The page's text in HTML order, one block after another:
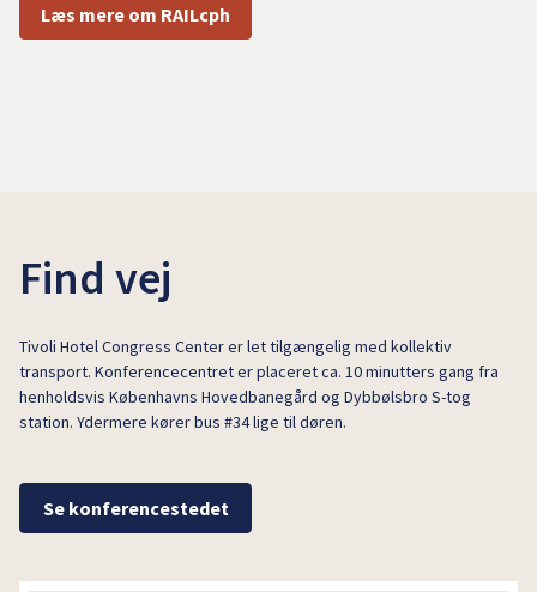
Læs mere om RAILcph
Find vej
Tivoli Hotel Congress Center er let tilgængelig med kollektiv
transport. Konferencecentret er placeret ca. 10 minutters gang fra
henholdsvis Københavns Hovedbanegård og Dybbølsbro S-tog
station. Ydermere kører bus #34 lige til døren.
Se konferencestedet